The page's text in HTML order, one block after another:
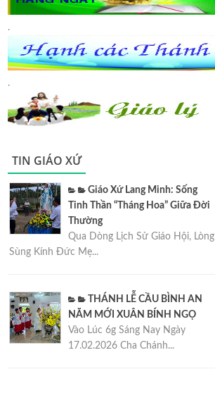
.
.
TIN GIÁO XỨ
Giáo Xứ Lang Minh: Sống
Tinh Thần “Tháng Hoa” Giữa Đời
Thường
Qua Dòng Lịch Sử Giáo Hội, Lòng
Sùng Kính Đức Mẹ...
THÁNH LỄ CẦU BÌNH AN
NĂM MỚI XUÂN BÍNH NGỌ
Vào Lúc 6g Sáng Nay Ngày
17.02.2026 Cha Chánh...